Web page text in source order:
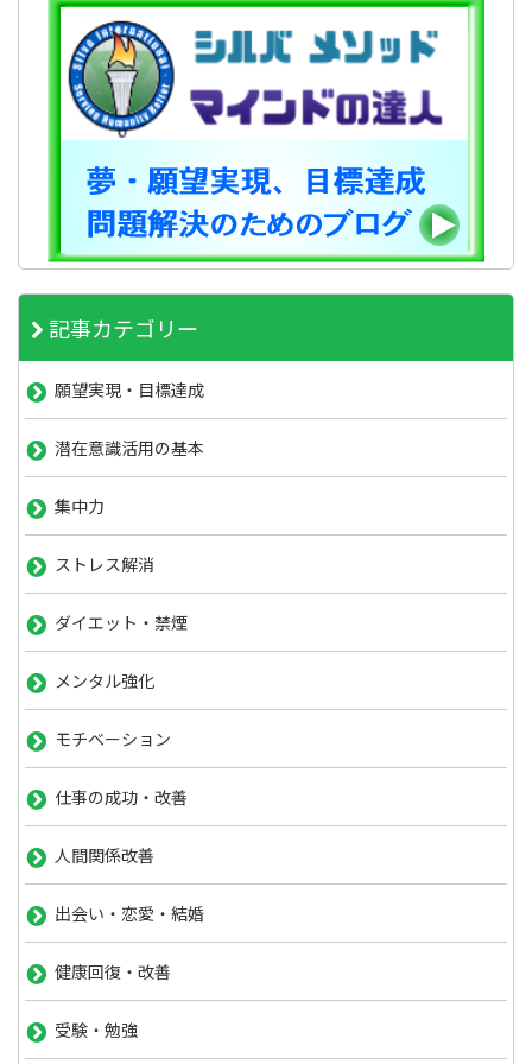
記事カテゴリー
願望実現・目標達成
潜在意識活用の基本
集中力
ストレス解消
ダイエット・禁煙
メンタル強化
モチベーション
仕事の成功・改善
人間関係改善
出会い・恋愛・結婚
健康回復・改善
受験・勉強